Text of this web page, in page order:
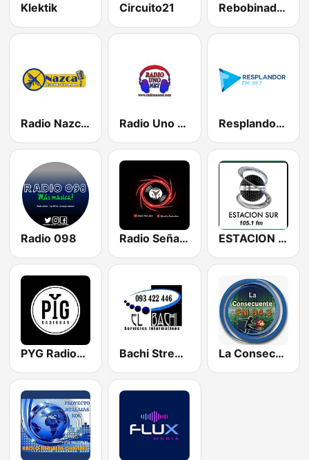
Klektik Circuito21 RebobinadoFM
Radio Nazca Radio On-Line Radio Uno Net Resplandor FM 99.7
Radio 098 Radio Señales ESTACION SUR FM
PYG Radiobar Bachi Streaming La Consecuente San Lorenzo 94.3 FM